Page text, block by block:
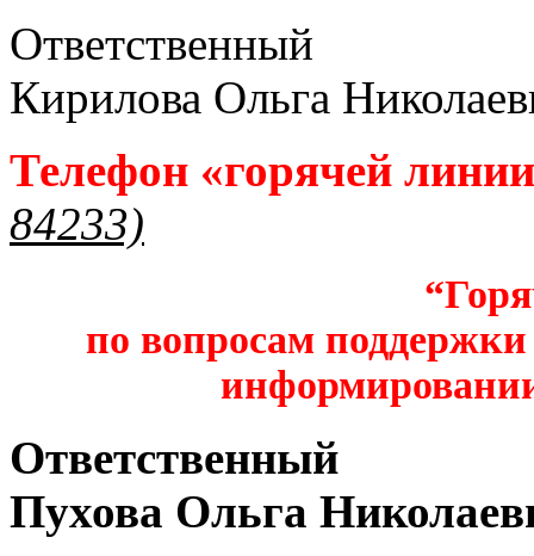
Ответственный
Кирилова Ольга
Телефон «горячей
84233)
по вопросам поддержки
Ответственный
Пухова Ольга